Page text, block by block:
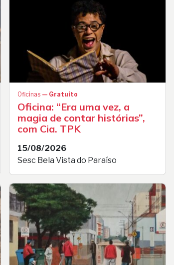
Oficinas — Gratuito
Oficina: “Era uma vez, a
magia de contar histórias”,
com Cia. TPK
15/08/2026
Sesc Bela Vista do Paraíso